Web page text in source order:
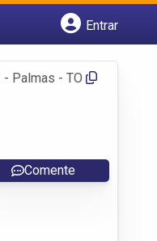
Entrar
Palmas - TO
Comente